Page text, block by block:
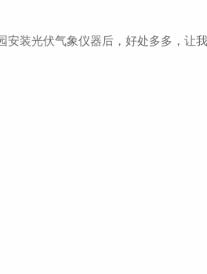
装光伏气象仪器后，好处多多，让